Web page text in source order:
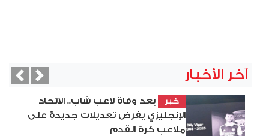
آخر الأخبار
خبر
بعد وفاة لاعب شاب.. الاتحاد
الإنجليزي يفرض تعديلات جديدة على
ملاعب كرة القدم
Next